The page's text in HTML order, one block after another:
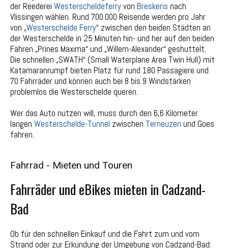
der Reederei Westerscheldeferryvon Breskens nach
Vlissingen wählen. Rund 700.000 Reisende werden pro Jahr
von „Westerschelde Ferry“ zwischen den beiden Städten an
der Westerschelde in 25 Minuten hin- und her auf den beiden
Fähren „Prines Maxima“ und „Willem-Alexander“ geshuttelt.
Die schnellen „SWATH“ (Small Waterplane Area Twin Hull) mit
Katamaranrumpf bieten Platz für rund 180 Passagiere und
70 Fahrräder und können auch bei 8 bis 9 Windstärken
problemlos die Westerschelde queren.
Wer das Auto nutzen will, muss durch den 6,6 Kilometer
langen Westerschelde-Tunnel zwischen Terneuzen und Goes
fahren.
Fahrrad - Mieten und Touren
Fahrräder und eBikes mieten in Cadzand-
Bad
Ob für den schnellen Einkauf und die Fahrt zum und vom
Strand oder zur Erkundung der Umgebung von Cadzand-Bad: